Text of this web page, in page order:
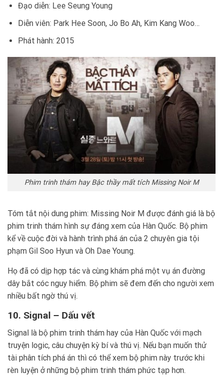
Đạo diễn: Lee Seung Young
Diễn viên: Park Hee Soon, Jo Bo Ah, Kim Kang Woo…
Phát hành: 2015
Phim trinh thám hay Bậc thầy mất tích Missing Noir M
Tóm tắt nội dung phim: Missing Noir M được đánh giá là bộ
phim trinh thám hình sự đáng xem của Hàn Quốc. Bộ phim
kể về cuộc đời và hành trình phá án của 2 chuyên gia tội
phạm Gil Soo Hyun và Oh Dae Young.
Họ đã có dịp hợp tác và cùng khám phá một vụ án đường
dây bắt cóc nguy hiểm. Bộ phim sẽ đem đến cho người xem
nhiều bất ngờ thú vị.
10. Signal – Dấu vết
Signal là bộ phim trinh thám hay của Hàn Quốc với mạch
truyện logic, câu chuyện kỳ bí và thú vị. Nếu bạn muốn thử
tài phân tích phá án thì có thể xem bộ phim này trước khi
rèn luyện ở những bộ phim trinh thám phức tạp hơn.